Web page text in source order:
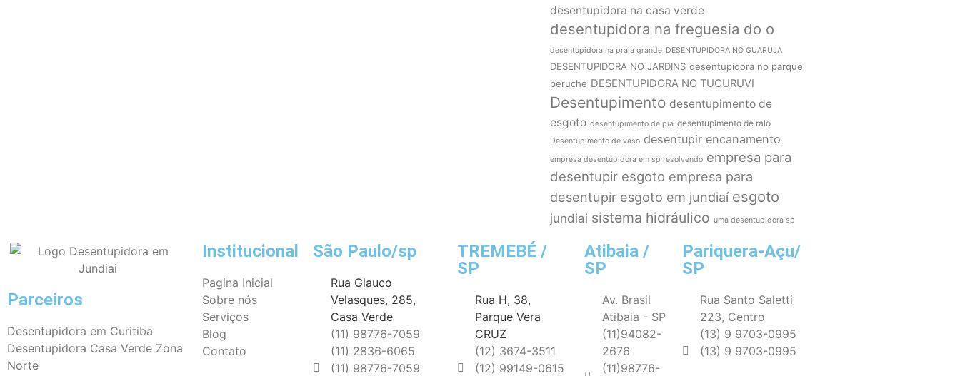
desentupidora na casa verde
desentupidora na freguesia do o
desentupidora na praia grande DESENTUPIDORA NO GUARUJA
DESENTUPIDORA NO JARDINS desentupidora no parque
peruche DESENTUPIDORA NO TUCURUVI
Desentupimento desentupimento de
esgoto desentupimento de pia desentupimento de ralo
Desentupimento de vaso desentupir encanamento
empresa desentupidora em sp resolvendo empresa para
desentupir esgoto empresa para
desentupir esgoto em jundiaí esgoto
jundiai sistema hidráulico uma desentupidora sp
Parceiros
Desentupidora em Curitiba
Desentupidora Casa Verde Zona
Norte
Institucional
Pagina Inicial
Sobre nós
Serviços
Blog
Contato
São Paulo/sp
Rua Glauco
Velasques, 285,
Casa Verde
(11) 98776-7059
(11) 2836-6065
(11) 98776-7059
TREMEBÉ /
SP
Rua H, 38,
Parque Vera
CRUZ
(12) 3674-3511
(12) 99149-0615
Atibaia /
SP
Av. Brasil
Atibaia - SP
(11)94082-
2676
(11)98776-
Pariquera-Açu/
SP
Rua Santo Saletti
223, Centro
(13) 9 9703-0995
(13) 9 9703-0995